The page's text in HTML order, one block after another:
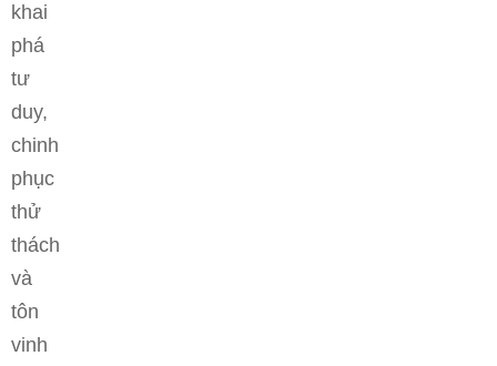
khai
phá
tư
duy,
chinh
phục
thử
thách
và
tôn
vinh